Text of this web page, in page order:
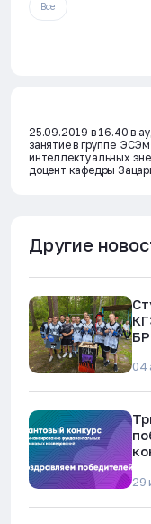
Все
25.09.2019 в 16.40 в
занятие в группе
интеллектуальных
доцент кафедры
Другие
04
29